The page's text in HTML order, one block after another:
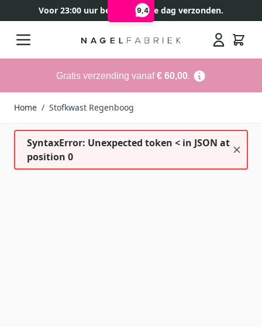
9,4
Voor 23:00 uur besteld, zelfde dag verzonden.
Gratis verzending vanaf€ 60,00.
Home / Stofkwast Regenboog
SyntaxError: Unexpected token < in JSON at
position 0